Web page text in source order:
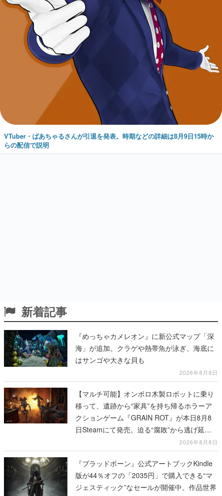
VTuber・ばあちゃるさんが引退を発表。時期などの詳細は8月9日15時か
らの配信で説明
新着記事
『めっちゃカメレオン』に新公式マップ「深
海」が追加。クラゲや熱帯魚が泳ぎ、海底に
はサンゴや大きな貝も
2026年8月8日
【マルチ可能】オンボロ木製ロボットに乗り
移って、遺跡から“家具”を持ち帰るホラーア
クションゲーム『GRAIN ROT』が本日8月8
日Steamにて発売。迫る“腐敗”から逃げ延
2026年8月8日
『ブラッドボーン』公式アートブックKindle
版が44％オフの「2035円」で購入できる“マ
ジェスティック”なセールが開催中。作品世界